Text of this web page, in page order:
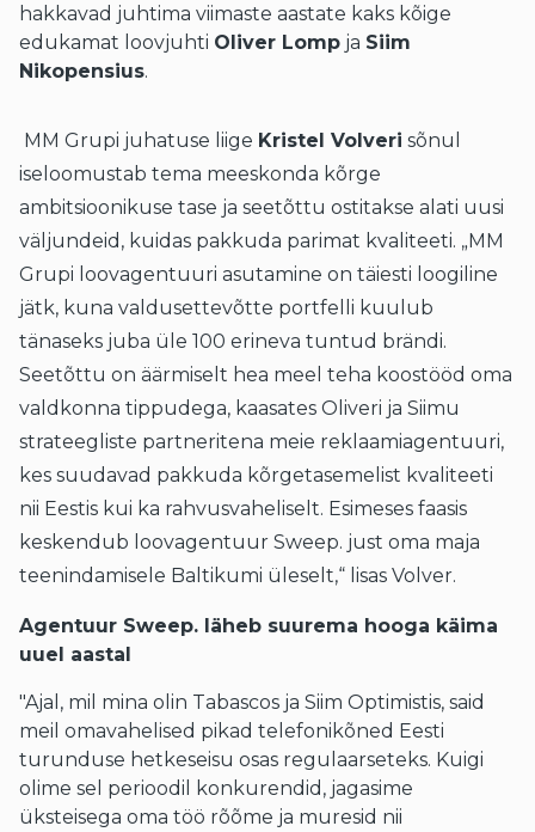
hakkavad juhtima viimaste aastate kaks kõige
edukamat loovjuhti Oliver Lomp ja Siim
Nikopensius.
MM Grupi juhatuse liige Kristel Volveri sõnul
iseloomustab tema meeskonda kõrge
ambitsioonikuse tase ja seetõttu ostitakse alati uusi
väljundeid, kuidas pakkuda parimat kvaliteeti. „MM
Grupi loovagentuuri asutamine on täiesti loogiline
jätk, kuna valdusettevõtte portfelli kuulub
tänaseks juba üle 100 erineva tuntud brändi.
Seetõttu on äärmiselt hea meel teha koostööd oma
valdkonna tippudega, kaasates Oliveri ja Siimu
strateegliste partneritena meie reklaamiagentuuri,
kes suudavad pakkuda kõrgetasemelist kvaliteeti
nii Eestis kui ka rahvusvaheliselt. Esimeses faasis
keskendub loovagentuur Sweep. just oma maja
teenindamisele Baltikumi üleselt,“ lisas Volver.
Agentuur Sweep. läheb suurema hooga käima
uuel aastal
"Ajal, mil mina olin Tabascos ja Siim Optimistis, said
meil omavahelised pikad telefonikõned Eesti
turunduse hetkeseisu osas regulaarseteks. Kuigi
olime sel perioodil konkurendid, jagasime
üksteisega oma töö rõõme ja muresid nii